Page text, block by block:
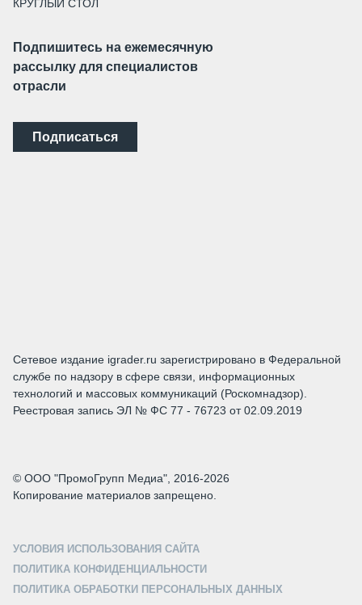
КРУГЛЫЙ СТОЛ
Подпишитесь на ежемесячную
рассылку для специалистов
отрасли
Подписаться
Сетевое издание igrader.ru зарегистрировано в Федеральной
службе по надзору в сфере связи, информационных
технологий и массовых коммуникаций (Роскомнадзор).
Реестровая запись ЭЛ № ФС 77 - 76723 от 02.09.2019
© ООО "ПромоГрупп Медиа", 2016-2026
Копирование материалов запрещено.
УСЛОВИЯ ИСПОЛЬЗОВАНИЯ САЙТА
ПОЛИТИКА КОНФИДЕНЦИАЛЬНОСТИ
ПОЛИТИКА ОБРАБОТКИ ПЕРСОНАЛЬНЫХ ДАННЫХ